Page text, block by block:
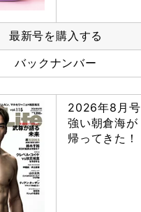
最新号を購入する
バックナンバー
2026年8月号
強い朝倉海が
帰ってきた！